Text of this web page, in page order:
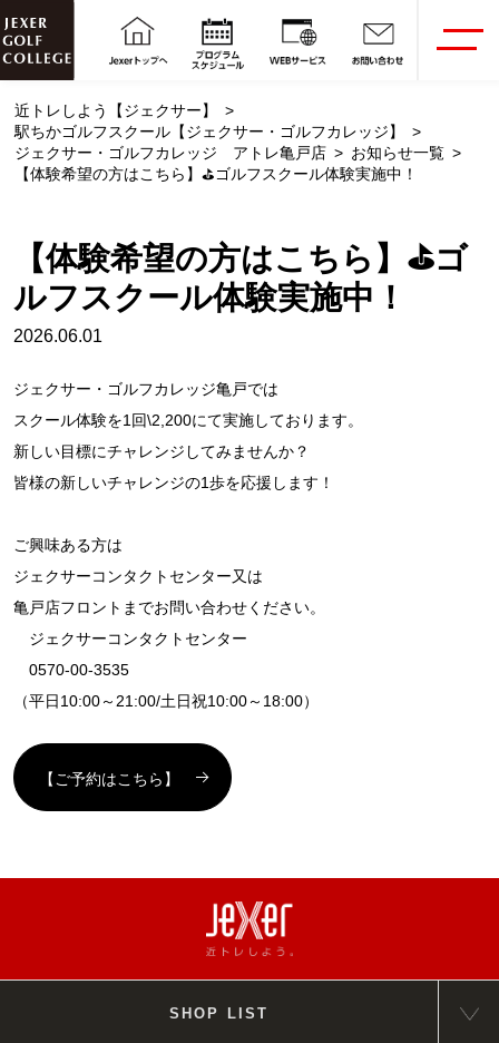
近トレしよう【ジェクサー】
駅ちかゴルフスクール【ジェクサー・ゴルフカレッジ】
ジェクサー・ゴルフカレッジ アトレ亀戸店
お知らせ一覧
【体験希望の方はこちら】⛳ゴルフスクール体験実施中！
【体験希望の方はこちら】⛳ゴ
ルフスクール体験実施中！
2026.06.01
ジェクサー・ゴルフカレッジ亀戸では
スクール体験を1回\2,200にて実施しております。
新しい目標にチャレンジしてみませんか？
皆様の新しいチャレンジの1歩を応援します！
ご興味ある方は
ジェクサーコンタクトセンター又は
亀戸店フロントまでお問い合わせください。
ジェクサーコンタクトセンター
0570-00-3535
（平日10:00～21:00/土日祝10:00～18:00）
【ご予約はこちら】
SHOP LIST